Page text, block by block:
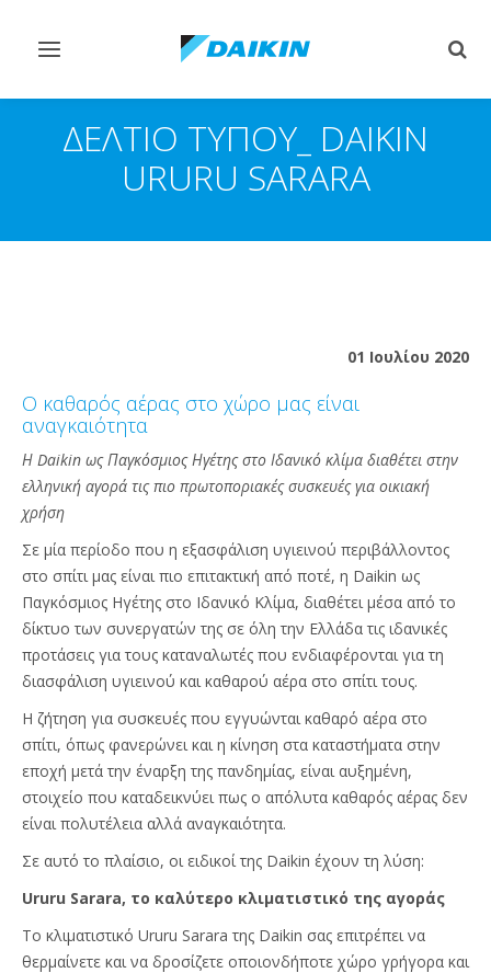
Εναλλαγή
πλοήγηση
ΔΕΛΤΙΟ ΤΥΠΟΥ_ DAIKIN
URURU SARARA
01 Ιουλίου 2020
Ο καθαρός αέρας στο χώρο μας είναι
αναγκαιότητα
Η Daikin ως Παγκόσμιος Ηγέτης στο Ιδανικό κλίμα διαθέτει στην
ελληνική αγορά τις πιο πρωτοποριακές συσκευές για οικιακή
χρήση
Σε μία περίοδο που η εξασφάλιση υγιεινού περιβάλλοντος
στο σπίτι μας είναι πιο επιτακτική από ποτέ, η Daikin ως
Παγκόσμιος Ηγέτης στο Ιδανικό Κλίμα, διαθέτει μέσα από το
δίκτυο των συνεργατών της σε όλη την Ελλάδα τις ιδανικές
προτάσεις για τους καταναλωτές που ενδιαφέρονται για τη
διασφάλιση υγιεινού και καθαρού αέρα στο σπίτι τους.
Η ζήτηση για συσκευές που εγγυώνται καθαρό αέρα στο
σπίτι, όπως φανερώνει και η κίνηση στα καταστήματα στην
εποχή μετά την έναρξη της πανδημίας, είναι αυξημένη,
στοιχείο που καταδεικνύει πως ο απόλυτα καθαρός αέρας δεν
είναι πολυτέλεια αλλά αναγκαιότητα.
Σε αυτό το πλαίσιο, οι ειδικοί της Daikin έχουν τη λύση:
Ururu Sarara, το καλύτερο κλιματιστικό της αγοράς
Το κλιματιστικό Ururu Sarara της Daikin σας επιτρέπει να
θερμαίνετε και να δροσίζετε οποιονδήποτε χώρο γρήγορα και